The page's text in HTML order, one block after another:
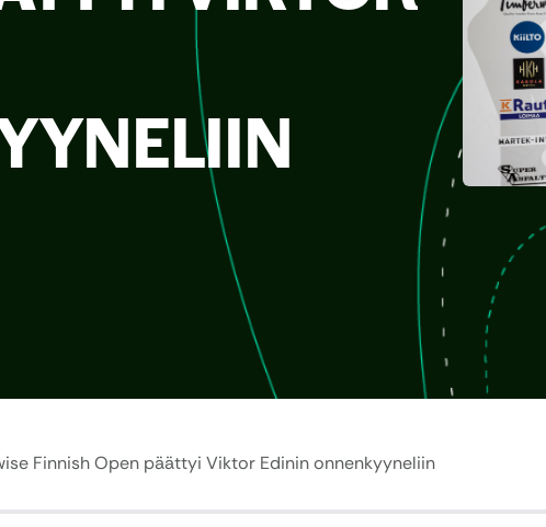
Finnish Open päättyi Viktor Edinin onnenkyyneliin